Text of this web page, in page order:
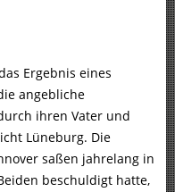
Ergebnis eines
angebliche
ihren Vater und
Lüneburg. Die
saßen jahrelang in
beschuldigt hatte,